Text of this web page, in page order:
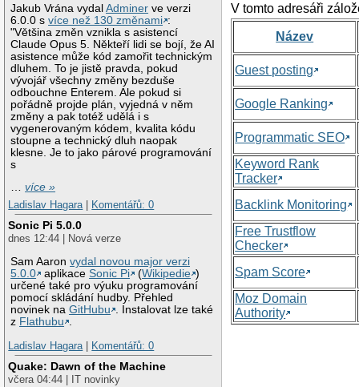
Jakub Vrána vydalAdminer ve verzi
6.0.0 svíce než 130 změnami :
"Většina změn vznikla s asistencí
Claude Opus 5. Někteří lidi se bojí, že AI
asistence může kód zamořit technickým
dluhem. To je jistě pravda, pokud
vývojář všechny změny bezduše
odbouchne Enterem. Ale pokud si
pořádně projde plán, vyjedná v něm
změny a pak totéž udělá i s
vygenerovaným kódem, kvalita kódu
stoupne a technický dluh naopak
klesne. Je to jako párové programování
s
…více »
Ladislav Hagara
Komentářů: 0
Sonic Pi 5.0.0
dnes 12:44 | Nová verze
Sam Aaronvydal novou major verzi
5.0.0
aplikaceSonic Pi (Wikipedie )
určené také pro výuku programování
pomocí skládání hudby. Přehled
novinek naGitHubu . Instalovat lze také
z Flathubu .
Ladislav Hagara
Komentářů: 0
Quake: Dawn of the Machine
včera 04:44 | IT novinky
V tomto adresáři
Název
Guest posting
Google Ranking
Programmatic SEO
Keyword Rank
Tracker
Backlink Monitoring
Free Trustflow
Checker
Spam Score
Moz Domain
Authority